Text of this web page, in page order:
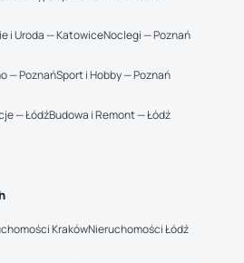
i Uroda — KatowiceNoclegi — Poznań
— PoznańSport i Hobby — Poznań
— ŁódźBudowa i Remont — Łódź
KrakówNieruchomości Łódź